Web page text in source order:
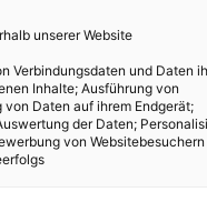
betrieben wird.
soll man damit am
unserer Website
Verbindungsdaten und Daten
Inhalte; Ausführung von
Daten auf ihrem Endgerät;
der Daten;
von